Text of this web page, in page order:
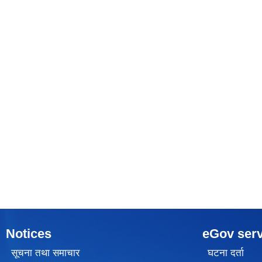
Notices
सूचना तथा समाचार
eGov
घटना दर्ता